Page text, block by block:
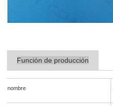
Función de producción
nombre